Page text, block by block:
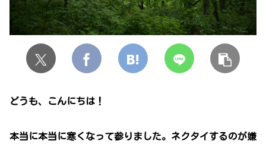
どうも、こんにちは！
本当に本当に寒くなって参りました。ネクタイするのが嫌